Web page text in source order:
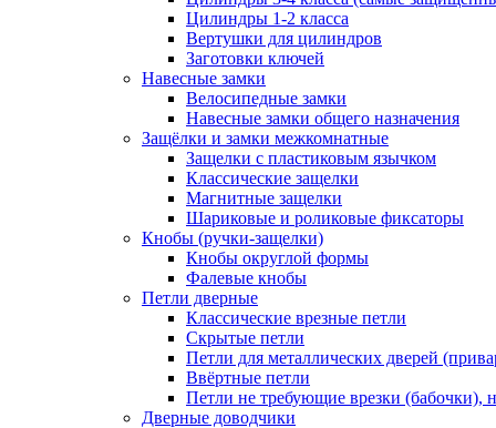
Цилиндры 1-2 класса
Вертушки для цилиндров
Заготовки ключей
Навесные замки
Велосипедные замки
Навесные замки общего назначения
Защёлки и замки межкомнатные
Защелки с пластиковым язычком
Классические защелки
Магнитные защелки
Шариковые и роликовые фиксаторы
Кнобы (ручки-защелки)
Кнобы округлой формы
Фалевые кнобы
Петли дверные
Классические врезные петли
Скрытые петли
Петли для металлических дверей
Ввёртные петли
Петли не требующие врезки (бабочки),
Дверные доводчики